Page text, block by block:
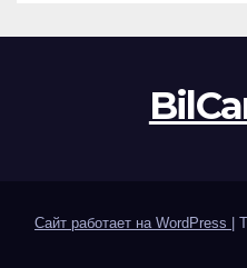
Сайт работает на WordPress